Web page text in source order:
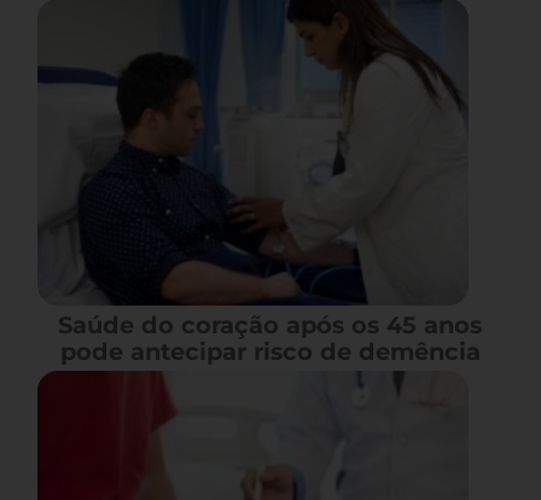
Saúde do coração após os 45 anos
pode antecipar risco de demência